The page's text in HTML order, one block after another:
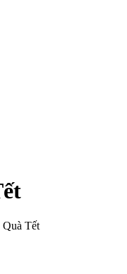
Tết